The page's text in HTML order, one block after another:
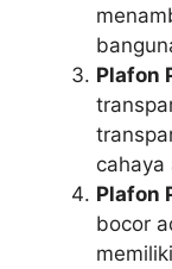
Plafon
cahaya
Plafon
bocor